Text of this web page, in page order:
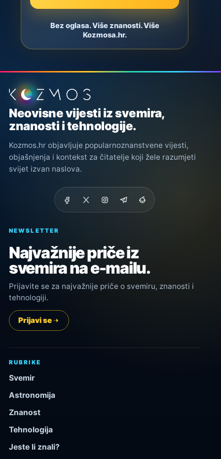
Bez oglasa. Više znanosti. Više
Kozmosa.hr.
Podnožje stranice
Neovisne vijesti iz svemira,
znanosti i tehnologije.
Kozmos.hr objavljuje popularnoznanstvene vijesti,
objašnjenja i kontekst za čitatelje koji žele razumjeti
svijet izvan naslova.
NEWSLETTER
Najvažnije priče iz
svemira na e-mailu.
Prijavite se za najvažnije priče o svemiru, znanosti i
tehnologiji.
Prijavi se
RUBRIKE
Svemir
Astronomija
Znanost
Tehnologija
Jeste li znali?